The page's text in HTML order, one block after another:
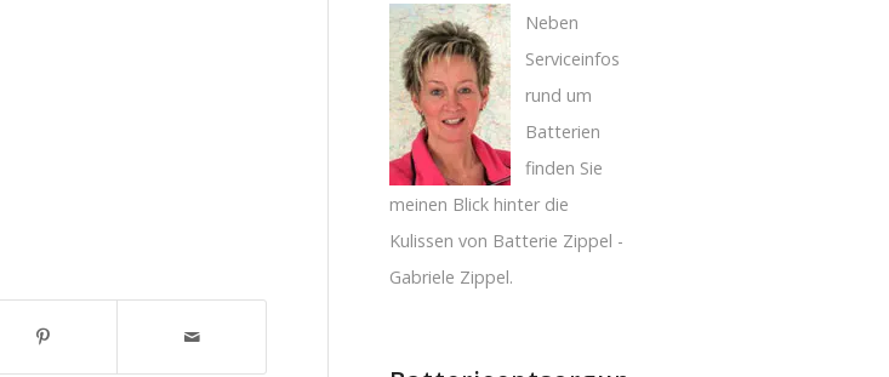
Neben
Serviceinfos
rund um
Batterien
finden Sie
meinen Blick hinter die
Kulissen von Batterie Zippel -
Gabriele Zippel.